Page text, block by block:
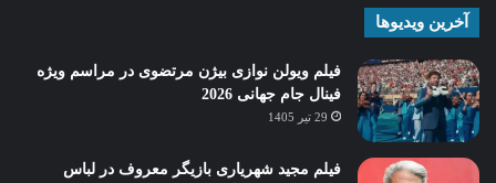
آخرین ویدیوها
فیلم ویولن نوازی بیژن مرتضوی در مراسم ویژه
فینال جام جهانی 2026
29 تیر 1405
فیلم مجید شهریاری بازیگر معروف در لباس